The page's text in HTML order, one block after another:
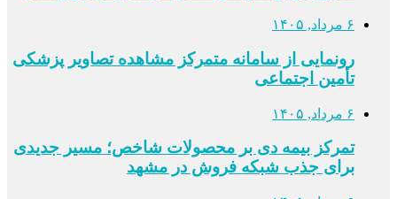
۶ مرداد, ۱۴۰۵
رونمایی از سامانه متمرکز مشاهده تصاویر پزشکی
تأمین اجتماعی
۶ مرداد, ۱۴۰۵
تمرکز بیمه دی بر محصولات شاخص؛ مسیر جدیدی
برای جذب شبکه فروش در مشهد